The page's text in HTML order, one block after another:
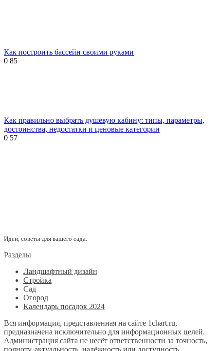
Как построить бассейн своими руками
0 85
Как правильно выбрать душевую кабину: типы, параметры,
достоинства, недостатки и ценовые категории
0 57
Идеи, советы для вашего сада.
Разделы
Ландшафтный дизайн
Стройка
Сад
Огород
Календарь посадок 2024
Вся информация, представленная на сайте 1chart.ru,
предназначена исключительно для информационных целей.
Администрация сайта не несёт ответственности за точность,
полноту, актуальность, надёжность или доступность